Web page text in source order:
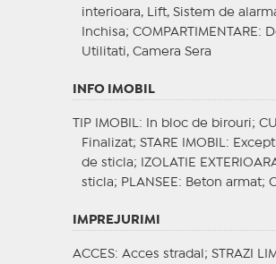
interioara, Lift, Sistem de
Inchisa; COMPARTIMENTARE :
Utilitati, Camera Sera
INFO IMOBIL
TIP IMOBIL : In bloc de birouri;
Finalizat; STARE IMOBIL :
de sticla;
IZOLATIE
sticla; PLANSEE : Beton armat;
IMPREJURIMI
ACCES: Acces stradal; STRAZI